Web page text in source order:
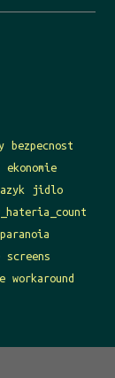
bezpecnost
ekonomie
jidlo
paranoia
screens
workaround